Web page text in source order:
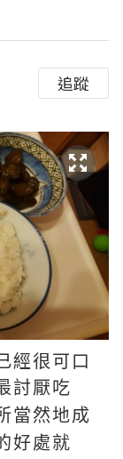
追蹤
經很可口
討厭吃
當然地成
好處就